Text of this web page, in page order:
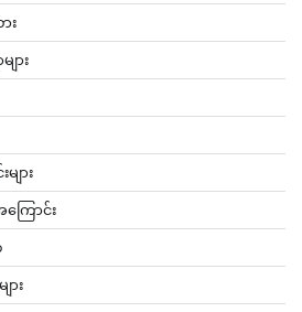
း
ား
ျား
ောင်း
ား